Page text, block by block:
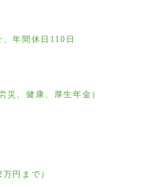
年間休日110日
災、健康、厚生年金）
円まで）